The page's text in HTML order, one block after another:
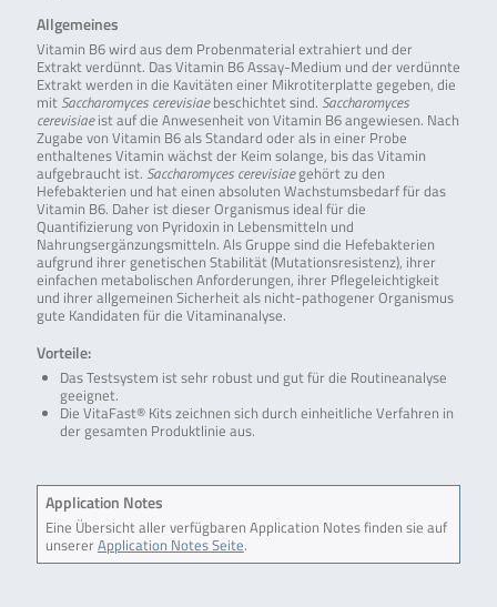
Allgemeines
Vitamin B6 wird aus dem Probenmaterial extrahiert und der
Extrakt verdünnt. Das Vitamin B6 Assay-Medium und der verdünnte
Extrakt werden in die Kavitäten einer Mikrotiterplatte gegeben, die
mit Saccharomyces cerevisiaebeschichtet sind. Saccharomyces
cerevisiaeist auf die Anwesenheit von Vitamin B6 angewiesen. Nach
Zugabe von Vitamin B6 als Standard oder als in einer Probe
enthaltenes Vitamin wächst der Keim solange, bis das Vitamin
aufgebraucht ist. Saccharomyces cerevisiaegehört zu den
Hefebakterien und hat einen absoluten Wachstumsbedarf für das
Vitamin B6. Daher ist dieser Organismus ideal für die
Quantifizierung von Pyridoxin in Lebensmitteln und
Nahrungsergänzungsmitteln. Als Gruppe sind die Hefebakterien
aufgrund ihrer genetischen Stabilität (Mutationsresistenz), ihrer
einfachen metabolischen Anforderungen, ihrer Pflegeleichtigkeit
und ihrer allgemeinen Sicherheit als nicht-pathogener Organismus
gute Kandidaten für die Vitaminanalyse.
Vorteile:
Das Testsystem ist sehr robust und gut für die Routineanalyse
geeignet.
Die VitaFast® Kits zeichnen sich durch einheitliche Verfahren in
der gesamten Produktlinie aus.
Application Notes
Eine Übersicht aller verfügbaren Application Notes finden sie auf
unsererApplication Notes Seite.